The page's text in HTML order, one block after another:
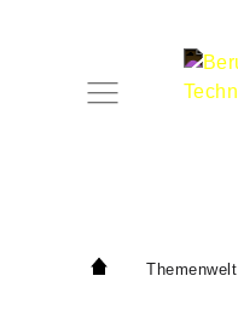
Themenwelt